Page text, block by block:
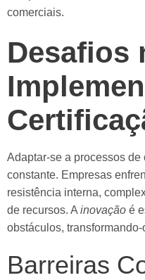
comerciais.
Desafios
Adaptar-se a processos
constante. Empresas
resistência interna,
de recursos. A inovação é
obstáculos,
Barreiras